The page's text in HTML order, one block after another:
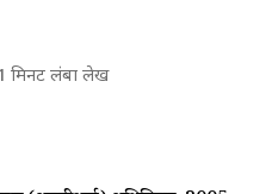
मिनट लंबा लेख